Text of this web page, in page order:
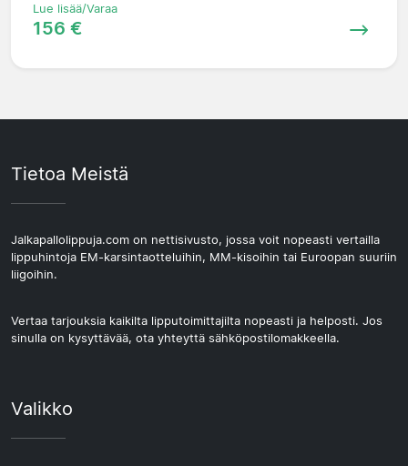
Lue lisää/Varaa
156 €
Tietoa Meistä
Jalkapallolippuja.com on nettisivusto, jossa voit nopeasti vertailla
lippuhintoja EM-karsintaotteluihin, MM-kisoihin tai Euroopan suuriin
liigoihin.
Vertaa tarjouksia kaikilta lipputoimittajilta nopeasti ja helposti. Jos
sinulla on kysyttävää, ota yhteyttä sähköpostilomakkeella.
Valikko